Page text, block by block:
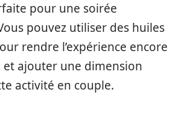
pour une soirée
pouvez utiliser des huiles
rendre l’expérience encore
et ajouter une dimension
activité en couple.